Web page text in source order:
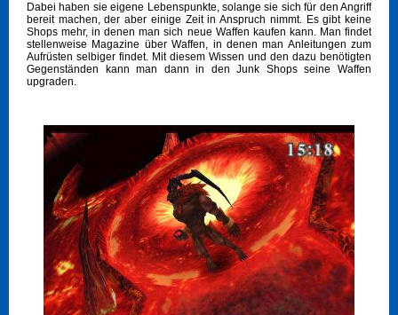
Dabei haben sie eigene Lebenspunkte, solange sie sich für den Angriff
bereit machen, der aber einige Zeit in Anspruch nimmt. Es gibt keine
Shops mehr, in denen man sich neue Waffen kaufen kann. Man findet
stellenweise Magazine über Waffen, in denen man Anleitungen zum
Aufrüsten selbiger findet. Mit diesem Wissen und den dazu benötigten
Gegenständen kann man dann in den Junk Shops seine Waffen
upgraden.